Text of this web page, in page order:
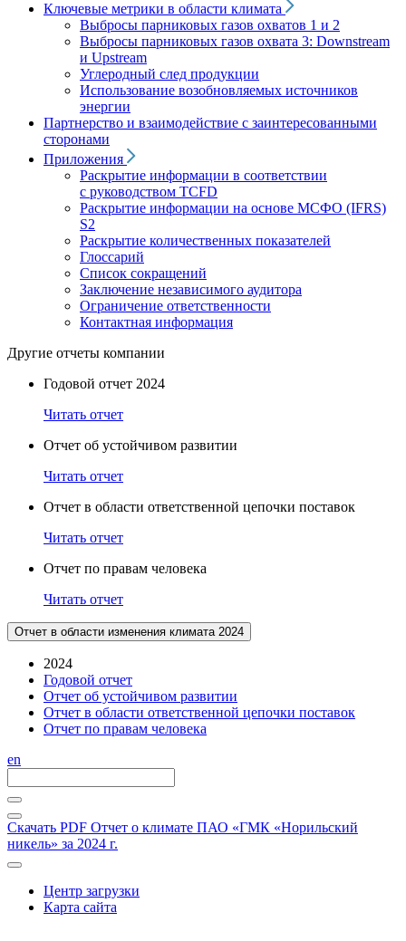
Ключевые метрики в области климата
Выбросы парниковых газов охватов 1 и 2
Выбросы парниковых газов охвата 3: Downstream
и Upstream
Углеродный след продукции
Использование возобновляемых источников
энергии
Партнерство и взаимодействие с заинтересованными
сторонами
Приложения
Раскрытие информации в соответствии
с руководством TCFD
Раскрытие информации на основе МСФО (IFRS)
S2
Раскрытие количественных показателей
Глоссарий
Список сокращений
Заключение независимого аудитора
Ограничение ответственности
Контактная информация
Другие отчеты компании
Годовой отчет 2024
Читать отчет
Отчет об устойчивом развитии
Читать отчет
Отчет в области ответственной цепочки поставок
Читать отчет
Отчет по правам человека
Читать отчет
Отчет в области изменения климата 2024
2024
Годовой отчет
Отчет об устойчивом развитии
Отчет в области ответственной цепочки поставок
Отчет по правам человека
en
Скачать PDF Отчет о климате ПАО «ГМК «Норильский
никель» за 2024 г.
Центр загрузки
Карта сайта